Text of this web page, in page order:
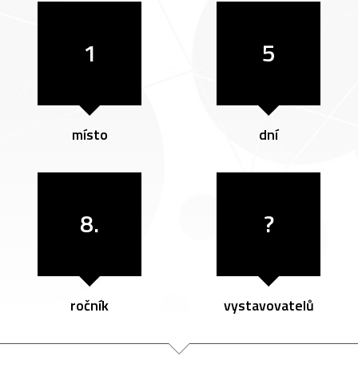
1
místo
5
dní
8.
ročník
?
vystavovatelů